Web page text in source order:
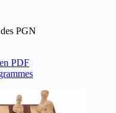
PGN
PDF